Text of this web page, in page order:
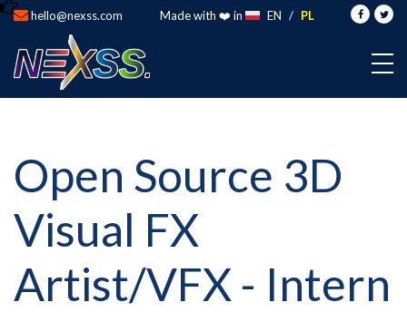
hello@nexss.com Made with ❤️ in EN / PL
Open Source 3D
Visual FX
Artist/VFX - Intern